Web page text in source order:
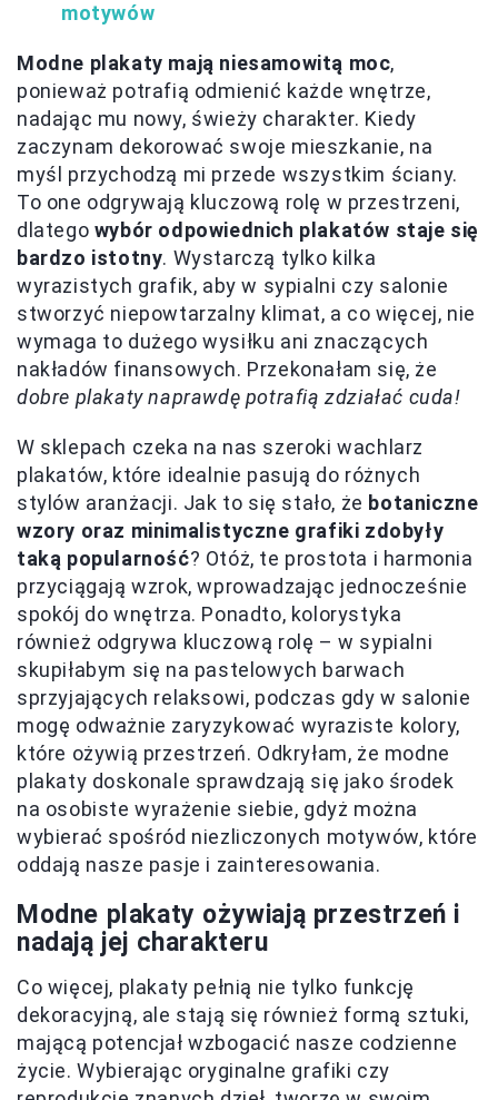
motywów
Modne plakaty mają niesamowitą moc,
ponieważ potrafią odmienić każde wnętrze,
nadając mu nowy, świeży charakter. Kiedy
zaczynam dekorować swoje mieszkanie, na
myśl przychodzą mi przede wszystkim ściany.
To one odgrywają kluczową rolę w przestrzeni,
dlatego wybór odpowiednich plakatów staje się
bardzo istotny. Wystarczą tylko kilka
wyrazistych grafik, aby w sypialni czy salonie
stworzyć niepowtarzalny klimat, a co więcej, nie
wymaga to dużego wysiłku ani znaczących
nakładów finansowych. Przekonałam się, że
dobre plakaty naprawdę potrafią zdziałać cuda!
W sklepach czeka na nas szeroki wachlarz
plakatów, które idealnie pasują do różnych
stylów aranżacji. Jak to się stało, że botaniczne
wzory oraz minimalistyczne grafiki zdobyły
taką popularność? Otóż, te prostota i harmonia
przyciągają wzrok, wprowadzając jednocześnie
spokój do wnętrza. Ponadto, kolorystyka
również odgrywa kluczową rolę – w sypialni
skupiłabym się na pastelowych barwach
sprzyjających relaksowi, podczas gdy w salonie
mogę odważnie zaryzykować wyraziste kolory,
które ożywią przestrzeń. Odkryłam, że modne
plakaty doskonale sprawdzają się jako środek
na osobiste wyrażenie siebie, gdyż można
wybierać spośród niezliczonych motywów, które
oddają nasze pasje i zainteresowania.
Modne plakaty ożywiają przestrzeń i
nadają jej charakteru
Co więcej, plakaty pełnią nie tylko funkcję
dekoracyjną, ale stają się również formą sztuki,
mającą potencjał wzbogacić nasze codzienne
życie. Wybierając oryginalne grafiki czy